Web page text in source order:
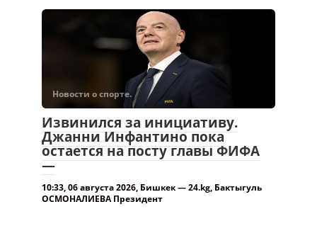
Новости о спорте.
Извинился за инициативу.
Джанни Инфантино пока
остается на посту главы ФИФА
—
10:33, 06 августа 2026, Бишкек — 24.kg, Бактыгуль
ОСМОНАЛИЕВА Президент